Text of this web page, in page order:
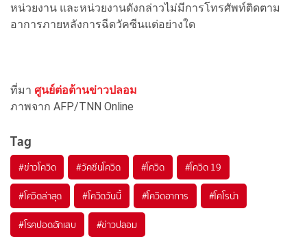
หน่วยงาน และหน่วยงานดังกล่าวไม่มีการโทรศัพท์ติดตาม
อาการภายหลังการฉีดวัคซีนแต่อย่างใด
ที่มา ศูนย์ต่อต้านข่าวปลอม
ภาพจาก AFP/TNN Online
Tag
#ข่าวโควิด #วัคซีนโควิด #โควิด #โควิด 19
#โควิดล่าสุด #โควิดวันนี้ #โควิดอาการ #โคโรน่า
#โรคปอดอักเสบ #่ข่าวปลอม